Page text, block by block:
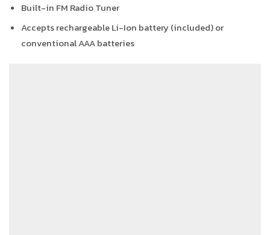
Built-in FM Radio Tuner
Accepts rechargeable Li-Ion battery (included) or
conventional AAA batteries